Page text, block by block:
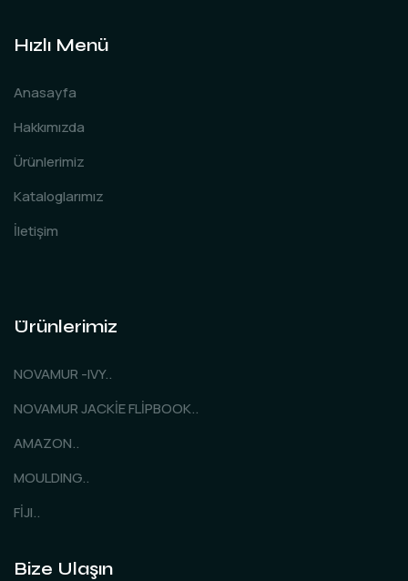
Hızlı Menü
Anasayfa
Hakkımızda
Ürünlerimiz
Kataloglarımız
İletişim
Ürünlerimiz
NOVAMUR -IVY..
NOVAMUR JACKİE FLİPBOOK..
AMAZON..
MOULDING..
FİJI..
Bize Ulaşın